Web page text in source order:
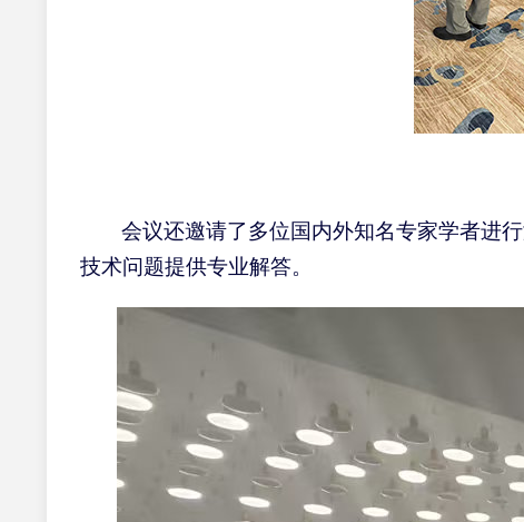
会议还邀请了多位国内外知名专家学者进
技术问题提供专业解答。